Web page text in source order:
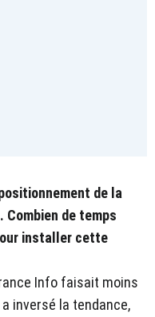
de la
de temps
installer cette
Info faisait moins
inversé la tendance,